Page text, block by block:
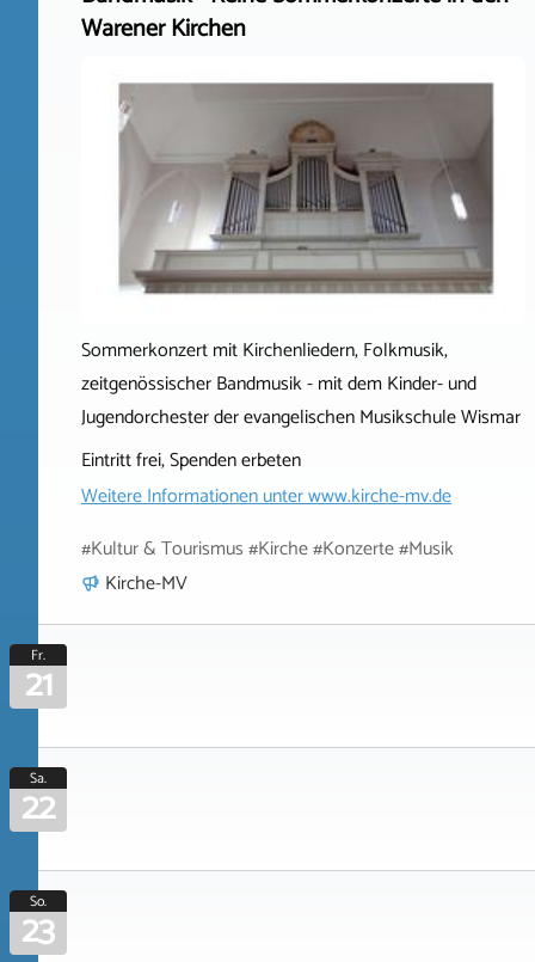
Warener Kirchen
Sommerkonzert mit Kirchenliedern, Folkmusik,
zeitgenössischer Bandmusik - mit dem Kinder- und
Jugendorchester der evangelischen Musikschule Wismar
Eintritt frei, Spenden erbeten
Weitere Informationen unterwww.kirche-mv.de
#Kultur & Tourismus #Kirche #Konzerte #Musik
Kirche-MV
Fr.
21
Sa.
22
So.
23